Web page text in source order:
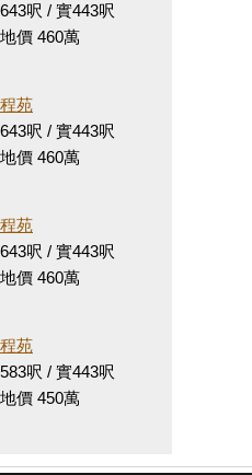
呎 / 實443呎
價 460萬
苑
呎 / 實443呎
價 460萬
苑
呎 / 實443呎
價 460萬
苑
呎 / 實443呎
價 450萬